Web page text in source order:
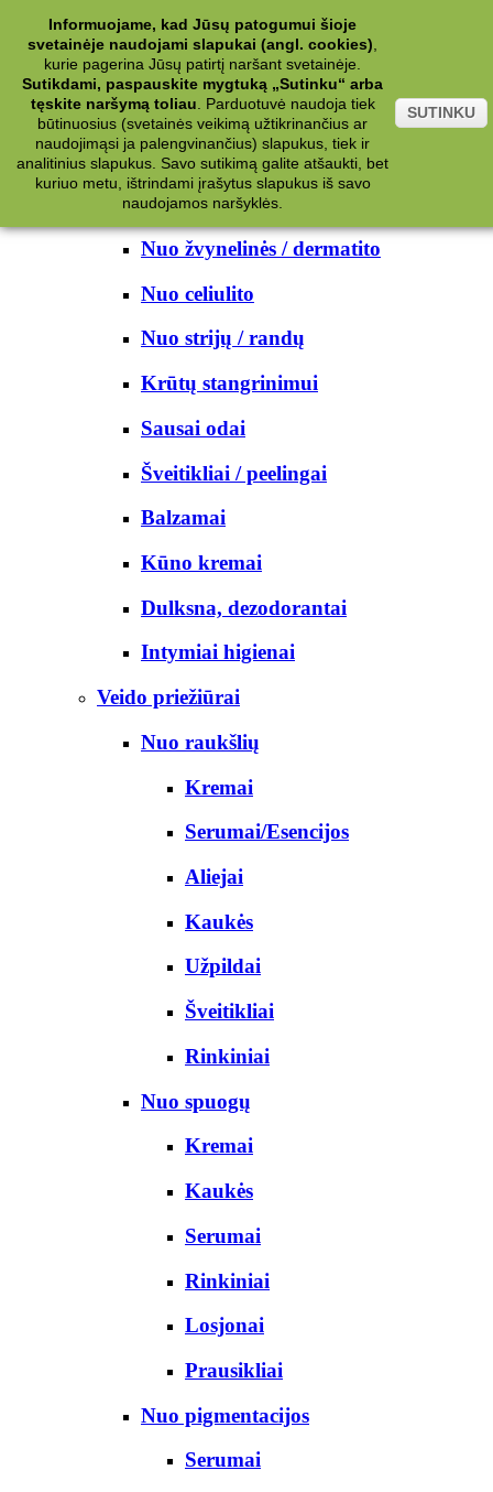
Kategorijos
Kosmetika
Kūno priežiūrai
Nuo prakaito
Kūno prausikliai
Nuo žvynelinės / dermatito
Nuo celiulito
Nuo strijų / randų
Krūtų stangrinimui
Sausai odai
Šveitikliai / peelingai
Balzamai
Kūno kremai
Dulksna, dezodorantai
Intymiai higienai
Veido priežiūrai
Nuo raukšlių
Kremai
Serumai/Esencijos
Aliejai
Kaukės
Užpildai
Šveitikliai
Rinkiniai
Nuo spuogų
Kremai
Kaukės
Serumai
Rinkiniai
Losjonai
Prausikliai
Nuo pigmentacijos
Serumai
Informuojame, kad Jūsų patogumui šioje
svetainėje naudojami slapukai (angl. cookies)
kurie pagerina Jūsų patirtį naršant svetainėje.
Sutikdami, paspauskite mygtuką „Sutinku“ arba
tęskite naršymą toliau
Parduotuvė naudoja tiek
būtinuosius (svetainės veikimą užtikrinančius ar
naudojimąsi ja palengvinančius) slapukus, tiek ir
analitinius slapukus. Savo sutikimą galite atšaukti, bet
kuriuo metu, ištrindami įrašytus slapukus iš savo
naudojamos naršyklės.
SUTINKU